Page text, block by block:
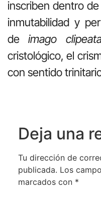
inscriben dentro
inmutabilidad y
deimago
cristológico, el
con sentido
Deja una
Tu dirección de
publicada. Los
marcados con *